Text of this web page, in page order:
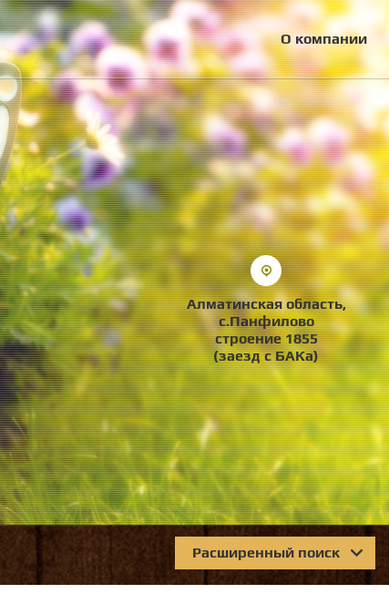
О компании
Алматинская область,
с.Панфилово
строение 1855
(заезд с БАКа)
Расширенный поиск